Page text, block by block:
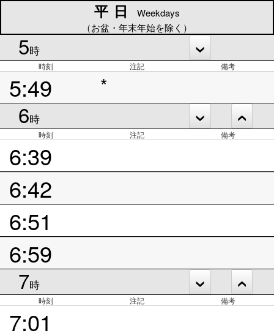
平日
Weekdays
（お盆・年末年始を除く）
5時
時刻 注記 備考
5:49 *
6時
時刻 注記 備考
6:39
6:42
6:51
6:59
7時
時刻 注記 備考
7:01